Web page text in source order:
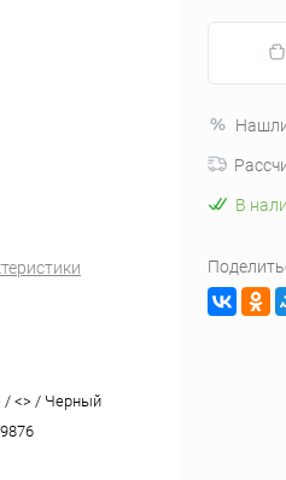
/ <> / Черный
В